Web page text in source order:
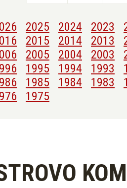
2025 2024 2023
2015 2014 2013
2005 2004 2003
1995 1994 1993
1985 1984 1983
1975